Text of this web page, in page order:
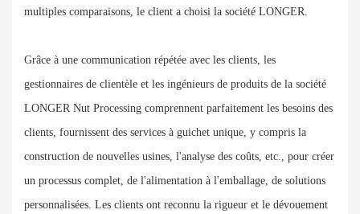
multiples comparaisons, le client a choisi la société LONGER.
Grâce à une communication répétée avec les clients, les
gestionnaires de clientèle et les ingénieurs de produits de la société
LONGER Nut Processing comprennent parfaitement les besoins des
clients, fournissent des services à guichet unique, y compris la
construction de nouvelles usines, l'analyse des coûts, etc., pour créer
un processus complet, de l'alimentation à l'emballage, de solutions
personnalisées. Les clients ont reconnu la rigueur et le dévouement